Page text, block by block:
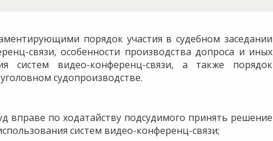
порядок участия в судебном заседании
связи, особенности производства допроса и иных
систем видео-конференц-связи, а также порядок
судопроизводстве.
вправе по ходатайству подсудимого принять решение
систем видео-конференц-связи;